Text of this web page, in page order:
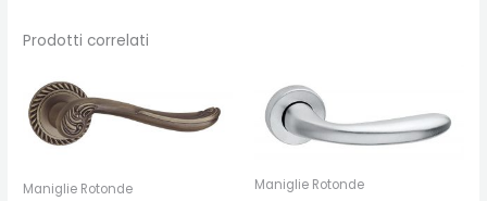
Prodotti correlati
Maniglie Rotonde Maniglie Rotonde